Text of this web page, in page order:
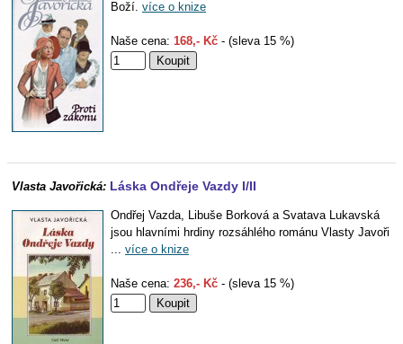
Boží. více o knize
Naše cena: 168,- Kč - (sleva 15 %)
Vlasta Javořická: Láska Ondřeje Vazdy I/II
Ondřej Vazda, Libuše Borková a Svatava Lukavská
jsou hlavními hrdiny rozsáhlého románu Vlasty Javoři
... více o knize
Naše cena: 236,- Kč - (sleva 15 %)